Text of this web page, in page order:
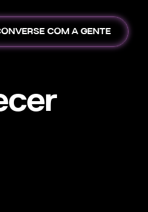
COM A GENTE